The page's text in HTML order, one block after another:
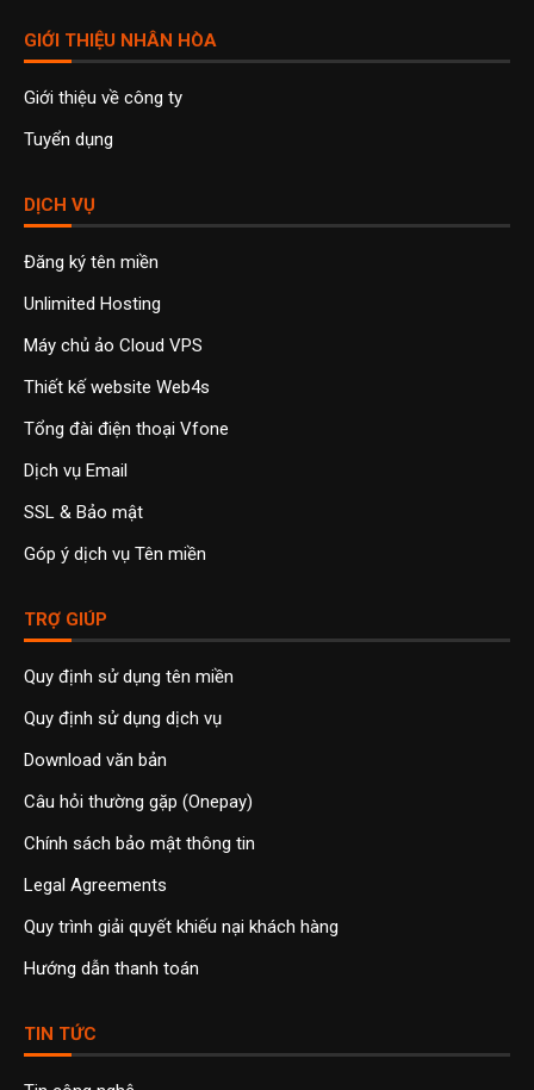
GIỚI THIỆU NHÂN HÒA
Giới thiệu về công ty
Tuyển dụng
DỊCH VỤ
Đăng ký tên miền
Unlimited Hosting
Máy chủ ảo Cloud VPS
Thiết kế website Web4s
Tổng đài điện thoại Vfone
Dịch vụ Email
SSL & Bảo mật
Góp ý dịch vụ Tên miền
TRỢ GIÚP
Quy định sử dụng tên miền
Quy định sử dụng dịch vụ
Download văn bản
Câu hỏi thường gặp (Onepay)
Chính sách bảo mật thông tin
Legal Agreements
Quy trình giải quyết khiếu nại khách hàng
Hướng dẫn thanh toán
TIN TỨC